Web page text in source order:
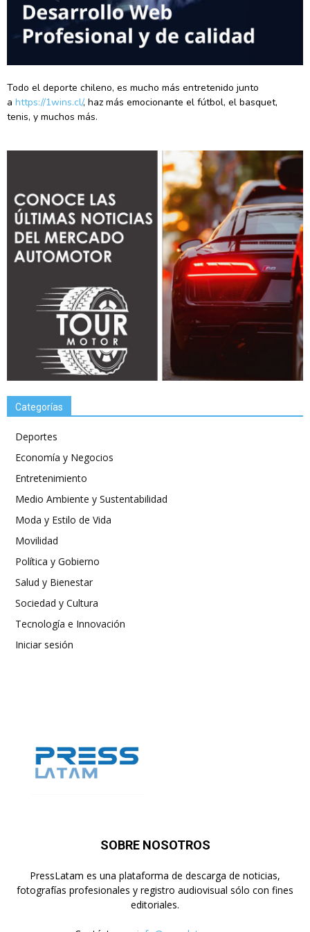
Todo el deporte chileno, es mucho más entretenido junto
a https://1wins.cl/, haz más emocionante el fútbol, el basquet,
tenis, y muchos más.
Categorías
Deportes
Economía y Negocios
Entretenimiento
Medio Ambiente y Sustentabilidad
Moda y Estilo de Vida
Movilidad
Política y Gobierno
Salud y Bienestar
Sociedad y Cultura
Tecnología e Innovación
Iniciar sesión
SOBRE NOSOTROS
PressLatam es una plataforma de descarga de noticias,
fotografías profesionales y registro audiovisual sólo con fines
editoriales.